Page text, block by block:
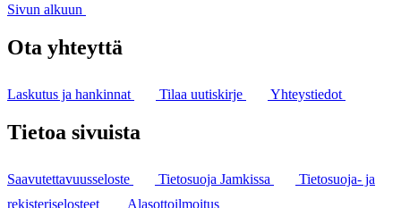
Sivun alkuun
Ota yhteyttä
Laskutus ja hankinnat Tilaa uutiskirje Yhteystiedot
Tietoa sivuista
Saavutettavuusseloste Tietosuoja Jamkissa
Tietosuoja- ja
rekisteriselosteet
Alasottoilmoitus